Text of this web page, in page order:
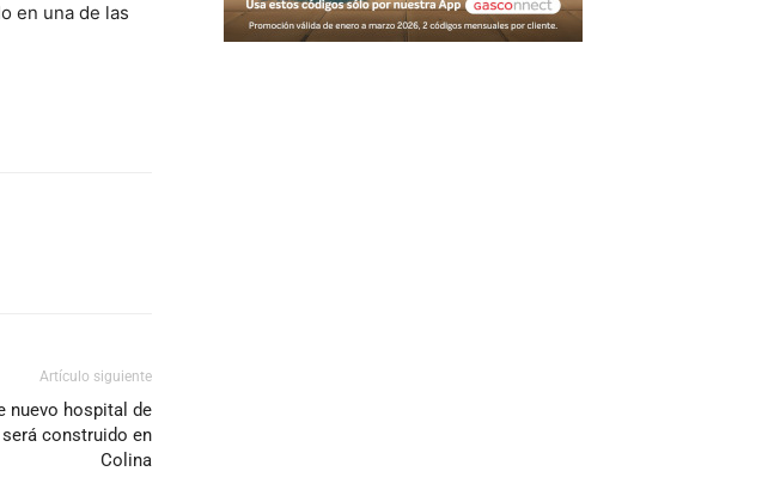
en una de las
Artículo siguiente
nuevo hospital de
construido en
Colina